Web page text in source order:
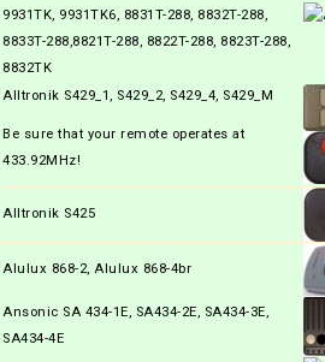
9931TK, 9931TK6, 8831T-288, 8832T-288,
8833T-288,8821T-288, 8822T-288, 8823T-288,
8832TK
Alltronik S429_1, S429_2, S429_4, S429_M
Be sure that your remote operates at
433.92MHz!
Alltronik S425
Alulux 868-2, Alulux 868-4br
Ansonic SA 434-1E, SA434-2E, SA434-3E,
SA434-4E